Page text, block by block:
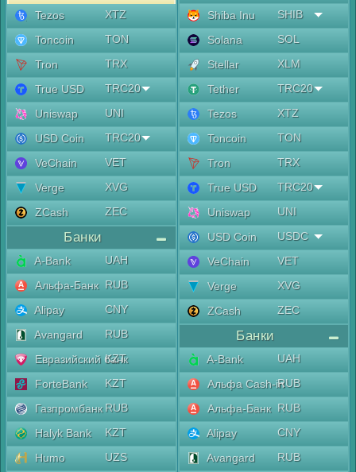
Tezos
XTZ
Toncoin
TON
Tron
TRX
True USD
TRC20
Uniswap
UNI
USD Coin
TRC20
VeChain
VET
Verge
XVG
ZCash
ZEC
Банки
A-Bank
UAH
Альфа-Банк RUB
Alipay
CNY
Avangard
RUB
Евразийский банк
KZT
ForteBank
KZT
Газпромбанк RUB
Halyk Bank
KZT
Humo
UZS
Shiba Inu
SHIB
Solana
SOL
Stellar
XLM
Tether
TRC20
Tezos
XTZ
Toncoin
TON
Tron
TRX
True USD
TRC20
Uniswap
UNI
USD Coin
USDC
VeChain
VET
Verge
XVG
ZCash
ZEC
Банки
A-Bank
UAH
Альфа Cash-inRUB
Альфа-Банк RUB
Alipay
CNY
Avangard
RUB